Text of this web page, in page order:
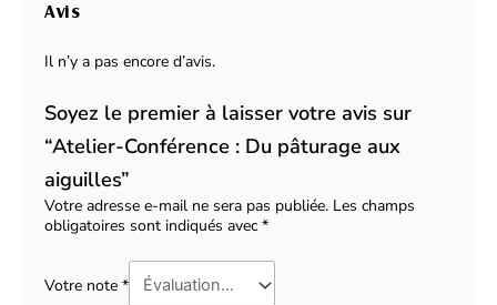
Avis
Il n’y a pas encore d’avis.
Soyez le premier à laisser votre avis sur
“Atelier-Conférence : Du pâturage aux
aiguilles”
Votre adresse e-mail ne sera pas publiée. Les champs
obligatoires sont indiqués avec *
Votre note *